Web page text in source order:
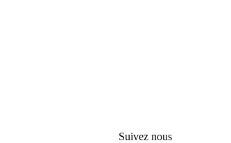
Suivez nous